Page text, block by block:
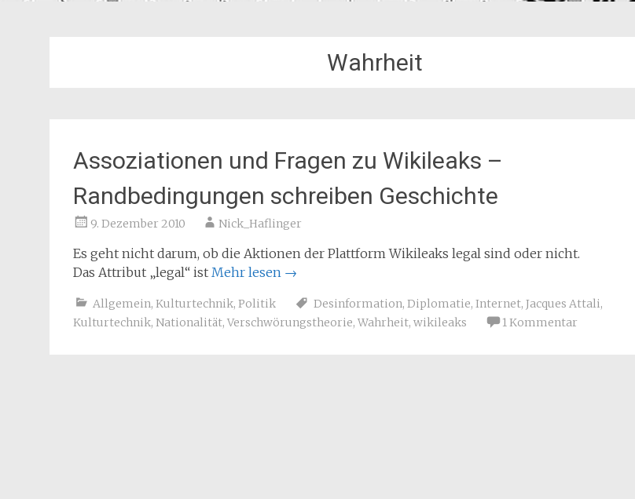
Wahrheit
Assoziationen und Fragen zu Wikileaks –
Randbedingungen schreiben Geschichte
9. Dezember 2010 Nick_Haflinger
Es geht nicht darum, ob die Aktionen der Plattform Wikileaks legal sind oder nicht.
Das Attribut „legal“ ist Mehr lesen →
Allgemein, Kulturtechnik, Politik Desinformation, Diplomatie, Internet, Jacques Attali,
Kulturtechnik, Nationalität, Verschwörungstheorie, Wahrheit, wikileaks 1 Kommentar